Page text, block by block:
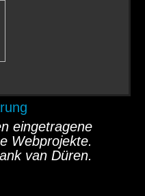
eingetragene
Webprojekte.
van Düren.